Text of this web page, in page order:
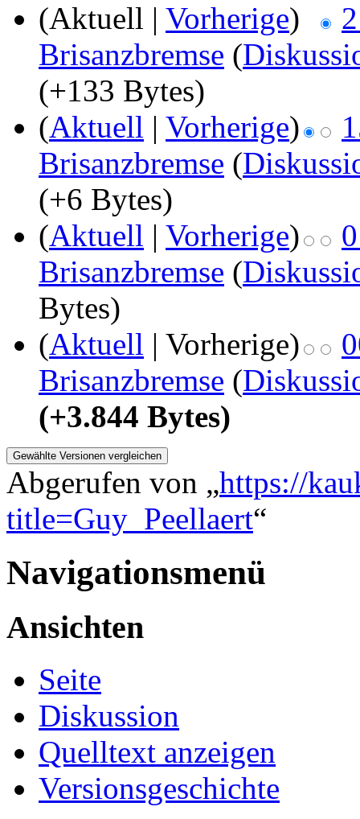
(Aktuell | Vorherige)
Brisanzbremse (
(+133 Bytes)
(Aktuell | Vorherige)
Brisanzbremse (
(+6 Bytes)
(Aktuell | Vorherige)
Brisanzbremse (
Bytes)
(Aktuell | Vorherige)
Brisanzbremse (
(+3.844 Bytes)
Abgerufen von „https://
title=Guy_Peellaert“
Navigationsmenü
Ansichten
Seite
Diskussion
Quelltext anzeigen
Versionsgeschichte